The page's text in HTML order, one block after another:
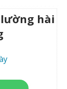
lường hài